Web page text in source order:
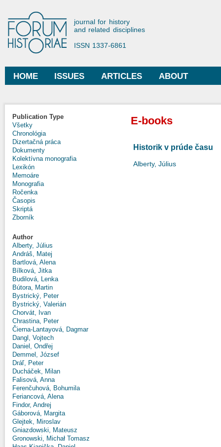
Forum Historiae
journal for history
and related disciplines
ISSN 1337-6861
Main menu
HOME ISSUES ARTICLES ABOUT
Publication Type
Všetky
Chronológia
Dizertačná práca
Dokumenty
Kolektívna monografia
Lexikón
Memoáre
Monografia
Ročenka
Časopis
Skriptá
Zborník
Author
Alberty, Július
Andráš, Matej
Bartlová, Alena
Bílková, Jitka
Budilová, Lenka
Bútora, Martin
Bystrický, Peter
Bystrický, Valerián
Chorvát, Ivan
Chrastina, Peter
Čierna-Lantayová, Dagmar
Dangl, Vojtech
Daniel, Ondřej
Demmel, József
Dráľ, Peter
Ducháček, Milan
Falisová, Anna
Ferenčuhová, Bohumila
Feriancová, Alena
Findor, Andrej
Gáborová, Margita
Glejtek, Miroslav
Gniazdowski, Mateusz
Gronowski, Michał Tomasz
E-books
Historik v prúde času
Alberty, Július